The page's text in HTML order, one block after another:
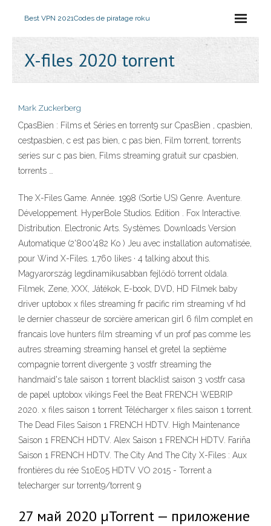
Best VPN 2021Codes de piratage roku
X-files 2020 torrent
Mark Zuckerberg
CpasBien : Films et Séries en torrent9 sur CpasBien , cpasbien,
cestpasbien, c est pas bien, c pas bien, Film torrent, torrents
series sur c pas bien, Films streaming gratuit sur cpasbien,
torrents …
The X-Files Game. Année. 1998 (Sortie US) Genre. Aventure.
Développement. HyperBole Studios. Edition . Fox Interactive.
Distribution. Electronic Arts. Systèmes. Downloads Version
Automatique (2'800'482 Ko ) Jeu avec installation automatisée,
pour Wind X-Files. 1,760 likes · 4 talking about this.
Magyarország legdinamikusabban fejlődő torrent oldala.
Filmek, Zene, XXX, Játékok, E-book, DVD, HD Filmek baby
driver uptobox x files streaming fr pacific rim streaming vf hd
le dernier chasseur de sorcière american girl 6 film complet en
francais love hunters film streaming vf un prof pas comme les
autres streaming streaming hansel et gretel la septième
compagnie torrent divergente 3 vostfr streaming the
handmaid's tale saison 1 torrent blacklist saison 3 vostfr casa
de papel uptobox vikings Feel the Beat FRENCH WEBRIP
2020. x files saison 1 torrent Télécharger x files saison 1 torrent.
The Dead Files Saison 1 FRENCH HDTV. High Maintenance
Saison 1 FRENCH HDTV. Alex Saison 1 FRENCH HDTV. Fariña
Saison 1 FRENCH HDTV. The City And The City X-Files : Aux
frontières du rée S10E05 HDTV VO 2015 - Torrent a
telecharger sur torrent9/torrent 9
27 май 2020 µTorrent — приложение